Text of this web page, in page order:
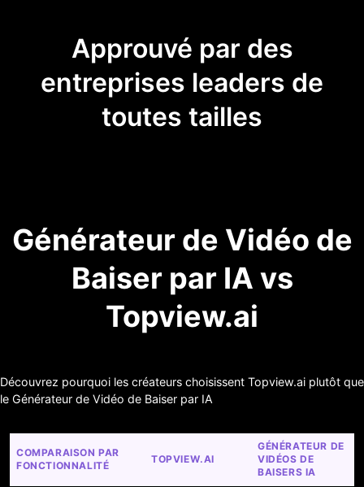
Approuvé par des
entreprises leaders de
toutes tailles
Générateur de Vidéo de
Baiser par IA vs
Topview.ai
Découvrez pourquoi les créateurs choisissent Topview.ai plutôt que
le Générateur de Vidéo de Baiser par IA
COMPARAISON PAR
FONCTIONNALITÉ
TOPVIEW.AI
GÉNÉRATEUR DE
VIDÉOS DE
BAISERS IA